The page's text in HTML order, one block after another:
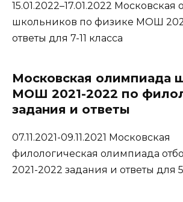
15.01.2022–17.01.2022
школьников по физике МОШ
ответы для 7-11 класса
Московская олимпиада
МОШ 2021-2022 по
задания и ответы
07.11.2021-09.11.2021 Московская
филологическая олимпиада
2021-2022 задания и ответы для